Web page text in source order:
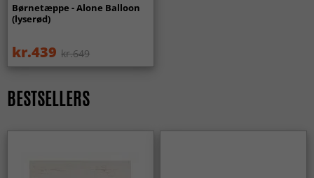
Børnetæppe - Alone Balloon
(lyserød)
kr.439 kr.649
BESTSELLERS